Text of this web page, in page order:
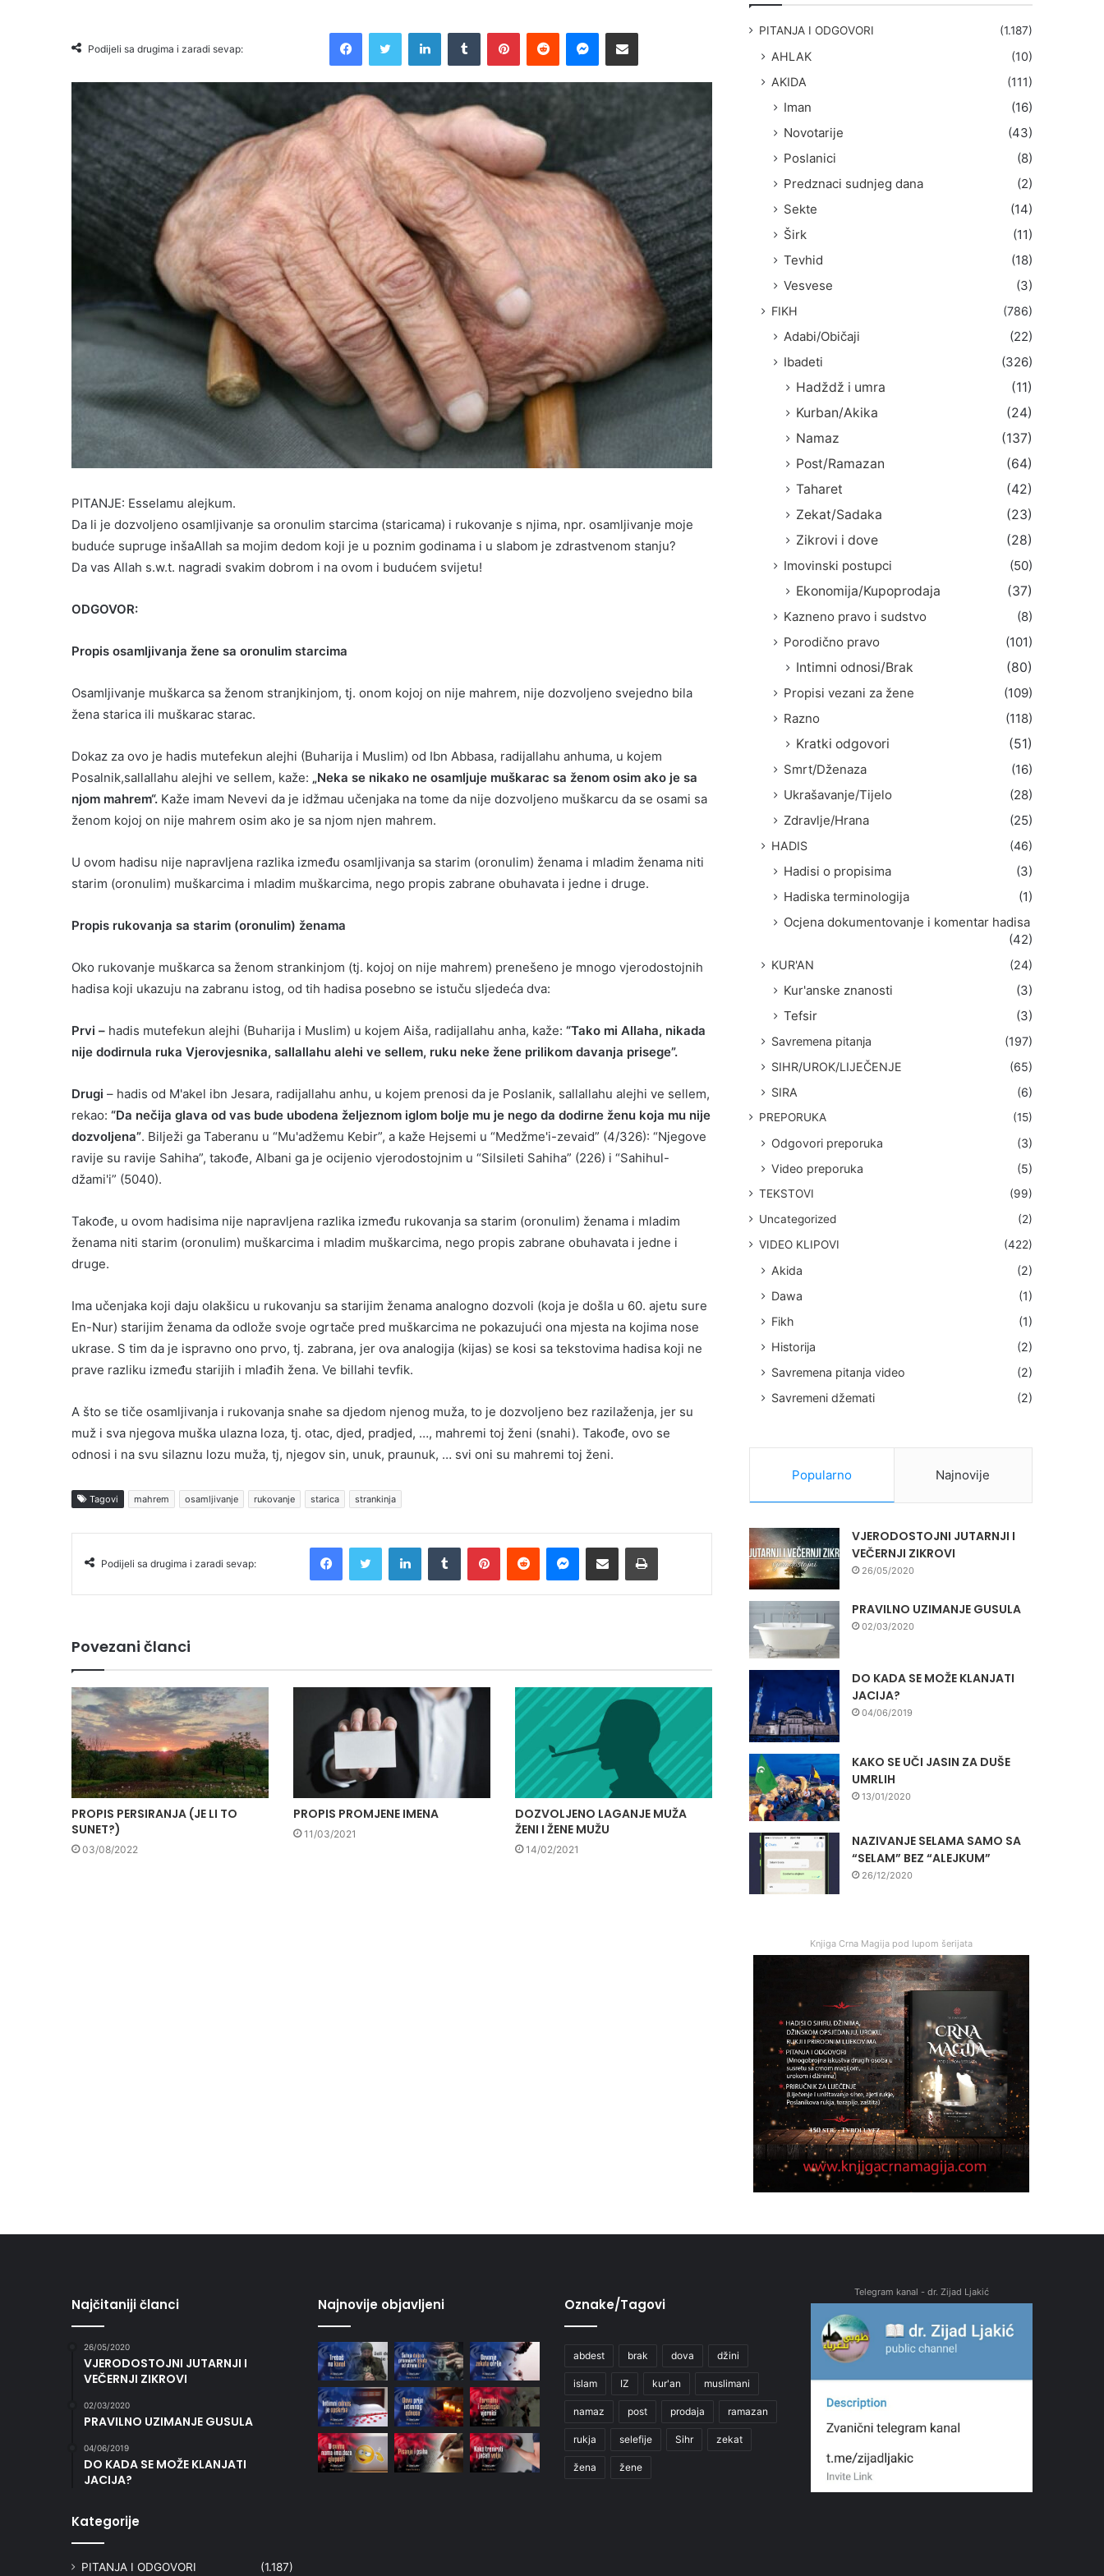
Podijeli sa drugima i zaradi sevap:
PITANJE: Esselamu alejkum.
Da li je dozvoljeno osamljivanje sa oronulim starcima (staricama) i rukovanje s njima, npr. osamljivanje moje
buduće supruge inšaAllah sa mojim dedom koji je u poznim godinama i u slabom je zdrastvenom stanju?
Da vas Allah s.w.t. nagradi svakim dobrom i na ovom i budućem svijetu!
ODGOVOR:
Propis osamljivanja žene sa oronulim starcima
Osamljivanje muškarca sa ženom stranjkinjom, tj. onom kojoj on nije mahrem, nije dozvoljeno svejedno bila
žena starica ili muškarac starac.
Dokaz za ovo je hadis mutefekun alejhi (Buharija i Muslim) od Ibn Abbasa, radijallahu anhuma, u kojem
Posalnik,sallallahu alejhi ve sellem, kaže: „Neka se nikako ne osamljuje muškarac sa ženom osim ako je sa
njom mahrem“. Kaže imam Nevevi da je idžmau učenjaka na tome da nije dozvoljeno muškarcu da se osami sa
ženom kojoj on nije mahrem osim ako je sa njom njen mahrem.
U ovom hadisu nije napravljena razlika između osamljivanja sa starim (oronulim) ženama i mladim ženama niti
starim (oronulim) muškarcima i mladim muškarcima, nego propis zabrane obuhavata i jedne i druge.
Propis rukovanja sa starim (oronulim) ženama
Oko rukovanje muškarca sa ženom strankinjom (tj. kojoj on nije mahrem) prenešeno je mnogo vjerodostojnih
hadisa koji ukazuju na zabranu istog, od tih hadisa posebno se istuču sljedeća dva:
Prvi – hadis mutefekun alejhi (Buharija i Muslim) u kojem Aiša, radijallahu anha, kaže: “Tako mi Allaha, nikada
nije dodirnula ruka Vjerovjesnika, sallallahu alehi ve sellem, ruku neke žene prilikom davanja prisege”.
Drugi – hadis od M'akel ibn Jesara, radijallahu anhu, u kojem prenosi da je Poslanik, sallallahu alejhi ve sellem,
rekao: “Da nečija glava od vas bude ubodena željeznom iglom bolje mu je nego da dodirne ženu koja mu nije
dozvoljena”. Bilježi ga Taberanu u “Mu'adžemu Kebir”, a kaže Hejsemi u “Medžme'i-zevaid” (4/326): “Njegove
ravije su ravije Sahiha”, takođe, Albani ga je ocijenio vjerodostojnim u “Silsileti Sahiha” (226) i “Sahihul-
džami'i” (5040).
Takođe, u ovom hadisima nije napravljena razlika između rukovanja sa starim (oronulim) ženama i mladim
ženama niti starim (oronulim) muškarcima i mladim muškarcima, nego propis zabrane obuhavata i jedne i
druge.
Ima učenjaka koji daju olakšicu u rukovanju sa starijim ženama analogno dozvoli (koja je došla u 60. ajetu sure
En-Nur) starijim ženama da odlože svoje ogrtače pred muškarcima ne pokazujući ona mjesta na kojima nose
ukrase. S tim da je ispravno ono prvo, tj. zabrana, jer ova analogija (kijas) se kosi sa tekstovima hadisa koji ne
prave razliku između starijih i mlađih žena. Ve billahi tevfik.
A što se tiče osamljivanja i rukovanja snahe sa djedom njenog muža, to je dozvoljeno bez razilaženja, jer su
muž i sva njegova muška ulazna loza, tj. otac, djed, pradjed, …, mahremi toj ženi (snahi). Takođe, ovo se
odnosi i na svu silaznu lozu muža, tj, njegov sin, unuk, praunuk, … svi oni su mahremi toj ženi.
Tagovi mahrem osamljivanje rukovanje starica strankinja
Podijeli sa drugima i zaradi sevap:
Povezani članci
PROPIS PERSIRANJA (JE LI TO
SUNET?)
03/08/2022
PROPIS PROMJENE IMENA
11/03/2021
DOZVOLJENO LAGANJE MUŽA
ŽENI I ŽENE MUŽU
14/02/2021
PITANJA I ODGOVORI (1.187)
AHLAK
(10)
AKIDA
(111)
Iman
(16)
Novotarije
(43)
Poslanici
(8)
Predznaci sudnjeg dana
(2)
Sekte
(14)
Širk
(11)
Tevhid
(18)
Vesvese
(3)
FIKH (786)
Adabi/Običaji
(22)
Ibadeti
(326)
Hadždž i umra
(11)
Kurban/Akika
(24)
Namaz
(137)
Post/Ramazan
(64)
Taharet
(42)
Zekat/Sadaka
(23)
Zikrovi i dove
(28)
Imovinski postupci
(50)
Ekonomija/Kupoprodaja
(37)
Kazneno pravo i sudstvo
(8)
Porodično pravo
(101)
Intimni odnosi/Brak
(80)
Propisi vezani za žene
(109)
Razno
(118)
Kratki odgovori
(51)
Smrt/Dženaza
(16)
Ukrašavanje/Tijelo
(28)
Zdravlje/Hrana
(25)
HADIS (46)
Hadisi o propisima
(3)
Hadiska terminologija
(1)
Ocjena dokumentovanje i komentar hadisa
(42)
KUR'AN (24)
Kur'anske znanosti
(3)
Tefsir
(3)
Savremena pitanja
(197)
SIHR/UROK/LIJEČENJE
(65)
SIRA
(6)
PREPORUKA (15)
Odgovori preporuka
(3)
Video preporuka
(5)
TEKSTOVI
(99)
Uncategorized
(2)
VIDEO KLIPOVI
(422)
Akida
(2)
Dawa
(1)
Fikh
(1)
Historija
(2)
Savremena pitanja video
(2)
Savremeni džemati
(2)
Popularno Najnovije
VJERODOSTOJNI JUTARNJI I
VEČERNJI ZIKROVI
26/05/2020
PRAVILNO UZIMANJE GUSULA
02/03/2020
DO KADA SE MOŽE KLANJATI
JACIJA?
04/06/2019
KAKO SE UČI JASIN ZA DUŠE
UMRLIH
13/01/2020
NAZIVANJE SELAMA SAMO SA
“SELAM” BEZ “ALEJKUM”
26/12/2020
Knjiga Crna Magija pod lupom šerijata
Najčitaniji članci
26/05/2020
VJERODOSTOJNI JUTARNJI I
VEČERNJI ZIKROVI
02/03/2020
PRAVILNO UZIMANJE GUSULA
04/06/2019
DO KADA SE MOŽE KLANJATI
JACIJA?
Kategorije
PITANJA I ODGOVORI (1.187)
Najnovije objavljeni Oznake/Tagovi
abdest brak dova džini
islam IZ kur'an muslimani
namaz post prodaja ramazan
rukja selefije Sihr zekat
žena žene
Telegram kanal - dr. Zijad Ljakić